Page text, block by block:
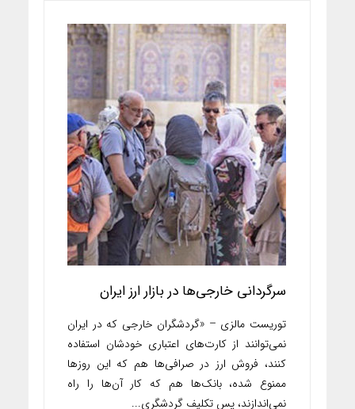
سرگردانی خارجی‌ها در بازار ارز ایران
توریست مالزی – «گردشگران خارجی که در ایران
نمی‌توانند از کارت‌های اعتباری خودشان استفاده
کنند، فروش ارز در صرافی‌ها هم که این روزها
ممنوع شده، بانک‌ها هم که کار آن‌ها را راه
نمی‌اندازند، پس تکلیف گردشگری...